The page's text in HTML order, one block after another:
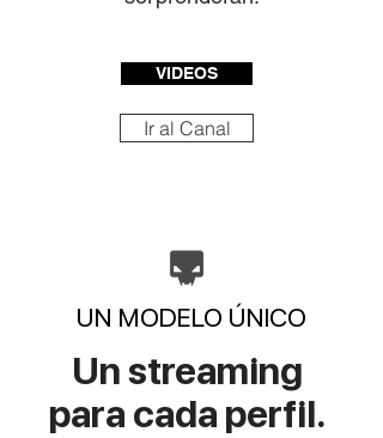
VIDEOS
Ir al Canal
UN MODELO ÚNICO
Un streaming
para cada perfil.